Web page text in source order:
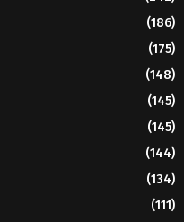
(186)
(175)
(148)
(145)
(145)
(144)
(134)
(111)